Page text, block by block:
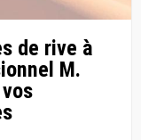
de rive à
M.